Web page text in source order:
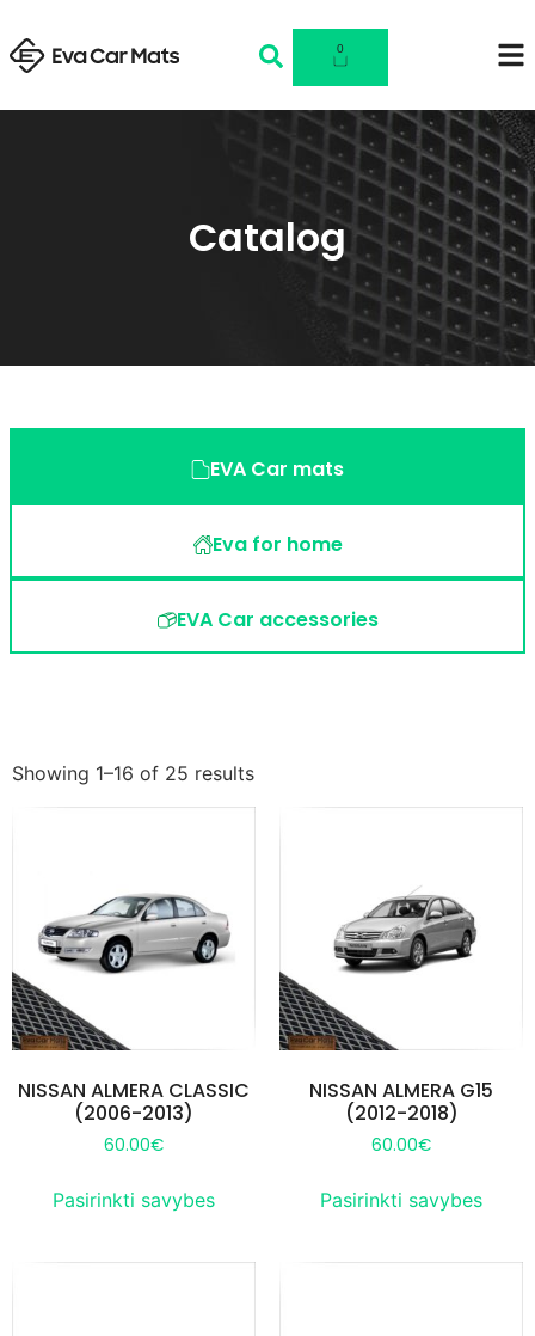
0
Catalog
EVA Car mats
Eva for home
EVA Car accessories
Showing 1–16 of 25 results
NISSAN ALMERA CLASSIC
(2006-2013)
60.00€
Pasirinkti savybes
NISSAN ALMERA G15
(2012-2018)
60.00€
Pasirinkti savybes